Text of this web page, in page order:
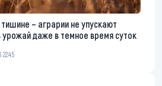
– аграрии не упускают
даже в темное время суток
22:45